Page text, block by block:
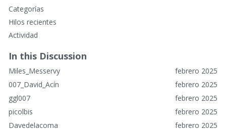
E
n
a
c
e
s
r
á
p
d
Categorías
Hilos recientes
Actividad
In this Discussion
febrero 2025
Miles_Messervy
febrero 2025
007_David_Acín
febrero 2025
ggl007
febrero 2025
picolbis
febrero 2025
Davedelacoma